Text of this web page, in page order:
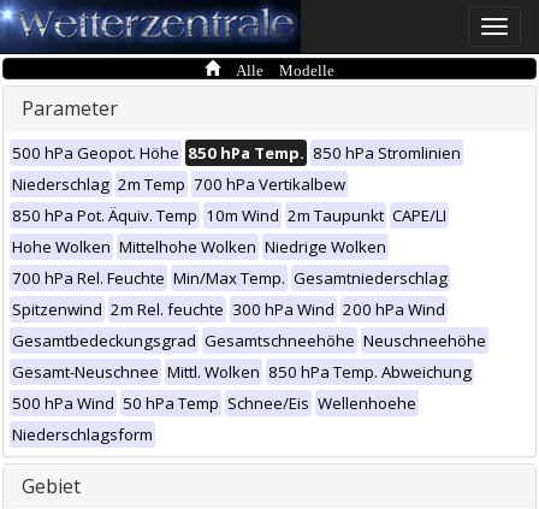
Toggle
Alle Modelle
Parameter
500 hPa Geopot. Höhe 850 hPa Temp. 850 hPa Stromlinien
Niederschlag 2m Temp 700 hPa Vertikalbew
850 hPa Pot. Äquiv. Temp 10m Wind 2m Taupunkt CAPE/LI
Hohe Wolken Mittelhohe Wolken Niedrige Wolken
700 hPa Rel. Feuchte Min/Max Temp. Gesamtniederschlag
Spitzenwind 2m Rel. feuchte 300 hPa Wind 200 hPa Wind
Gesamtbedeckungsgrad Gesamtschneehöhe Neuschneehöhe
Gesamt-Neuschnee Mittl. Wolken 850 hPa Temp. Abweichung
500 hPa Wind 50 hPa Temp Schnee/Eis Wellenhoehe
Niederschlagsform
Gebiet